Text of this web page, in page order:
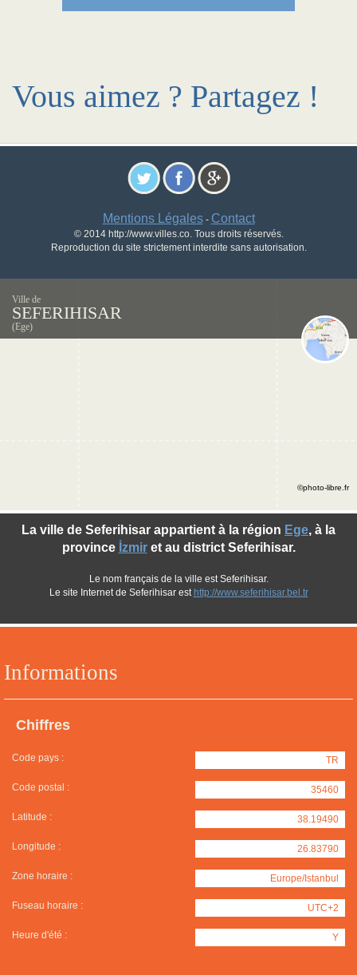
Vous aimez ? Partagez !
Mentions Légales- Contact
© 2014 http://www.villes.co. Tous droits réservés.
Reproduction du site strictement interdite sans autorisation.
Ville de
SEFERIHISAR
(Ege)
Informations
Chiffres
Code pays : TR
Code postal : 35460
Latitude : 38.19490
Longitude : 26.83790
Zone horaire : Europe/Istanbul
Fuseau horaire : UTC+2
Heure d'été : Y
La ville de Seferihisar appartient à la région Ege, à la
province İzmiret au district Seferihisar.
Le nom français de la ville est Seferihisar.
Le site Internet de Seferihisar est http://www.seferihisar.bel.tr
©photo-libre.fr